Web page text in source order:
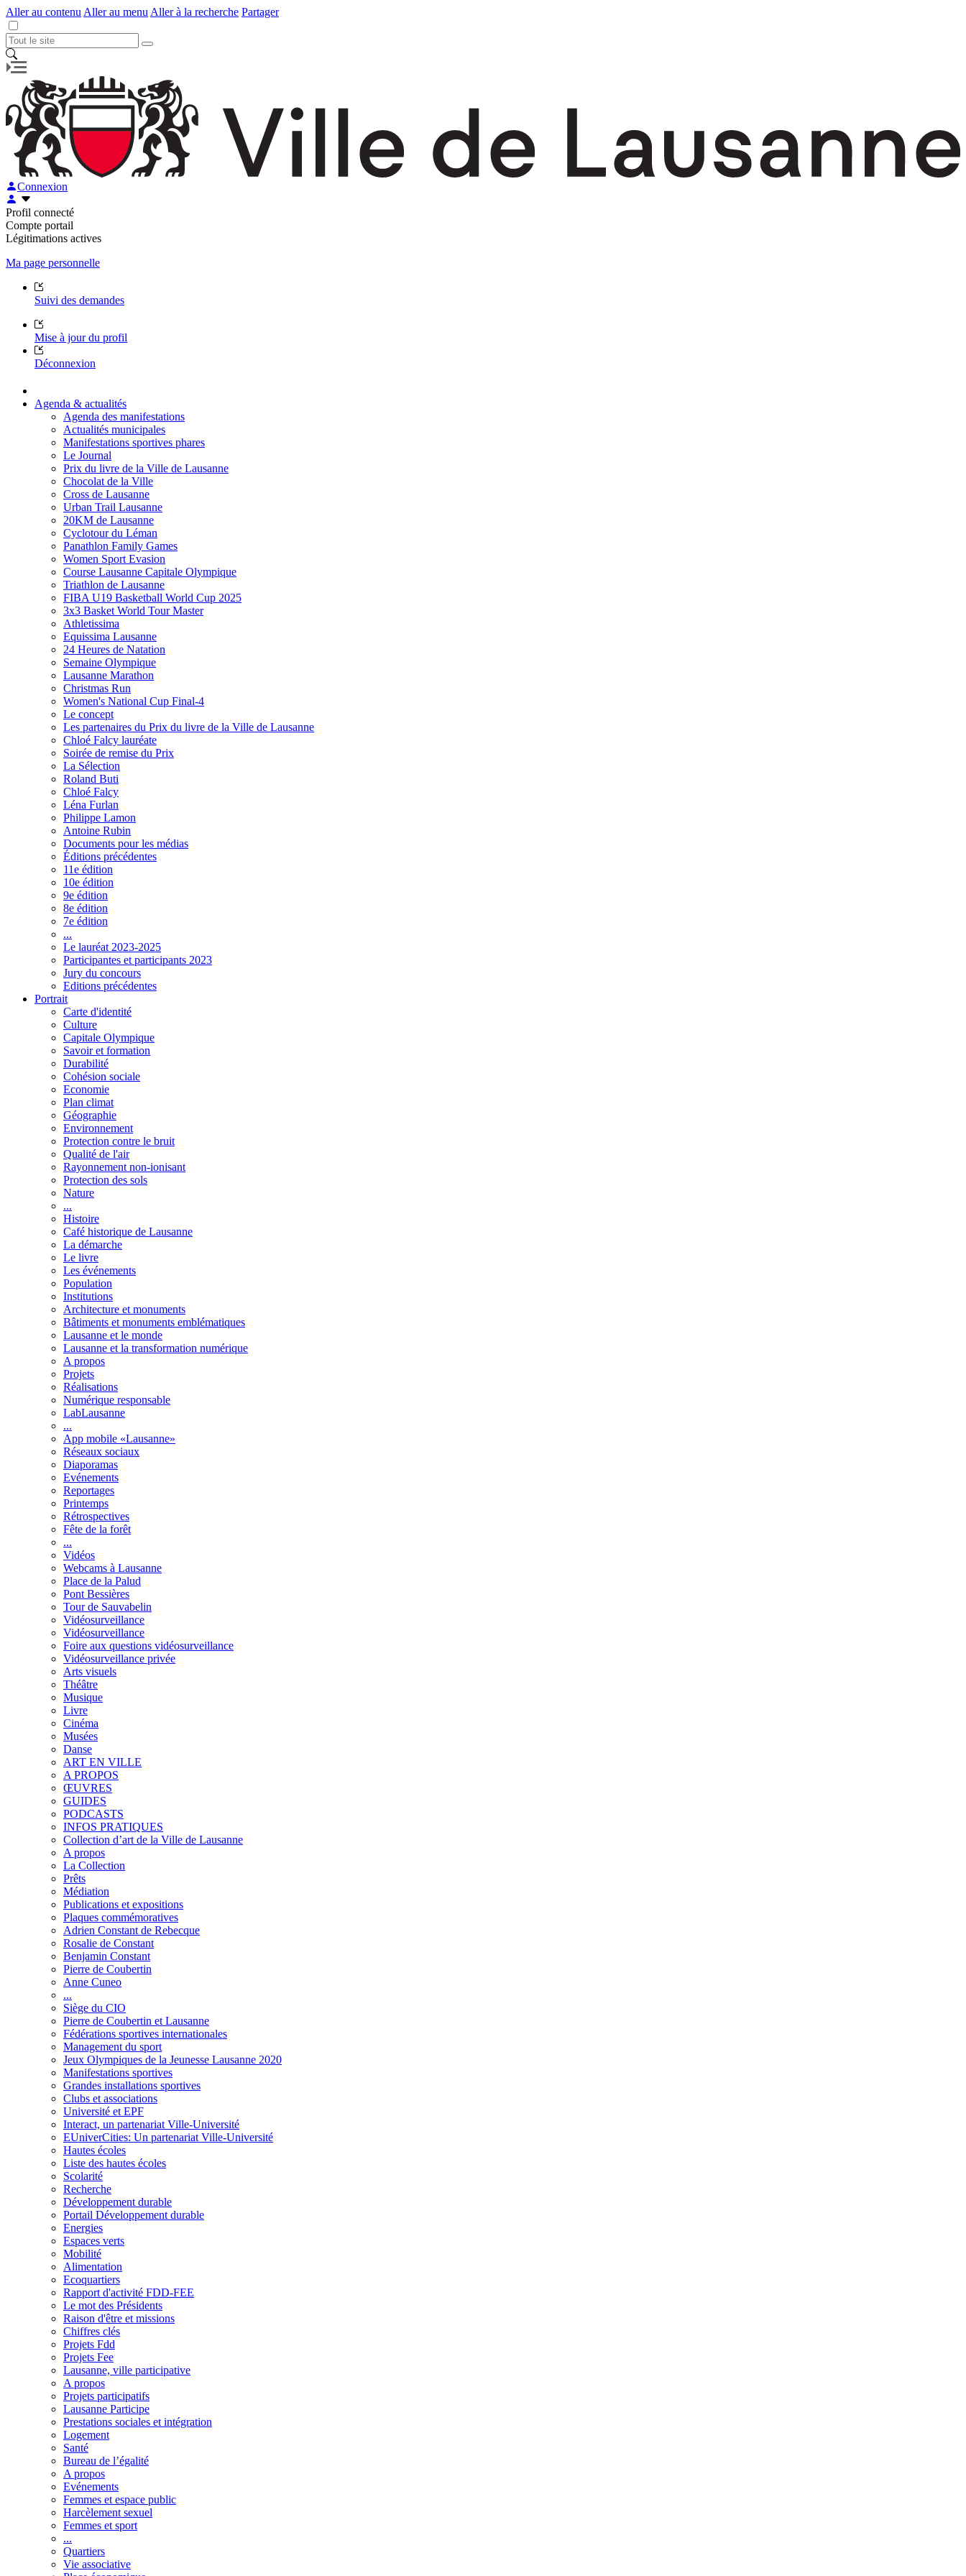
Aller au contenu Aller au menu Aller à la recherche Partager
Connexion
Profil connecté
Compte portail
Légitimations actives
Ma page personnelle
Suivi des demandes
Mise à jour du profil
Déconnexion
Agenda & actualités
Agenda des manifestations
Actualités municipales
Manifestations sportives phares
Le Journal
Prix du livre de la Ville de Lausanne
Chocolat de la Ville
Cross de Lausanne
Urban Trail Lausanne
20KM de Lausanne
Cyclotour du Léman
Panathlon Family Games
Women Sport Evasion
Course Lausanne Capitale Olympique
Triathlon de Lausanne
FIBA U19 Basketball World Cup 2025
3x3 Basket World Tour Master
Athletissima
Equissima Lausanne
24 Heures de Natation
Semaine Olympique
Lausanne Marathon
Christmas Run
Women's National Cup Final-4
Le concept
Les partenaires du Prix du livre de la Ville de Lausanne
Chloé Falcy lauréate
Soirée de remise du Prix
La Sélection
Roland Buti
Chloé Falcy
Léna Furlan
Philippe Lamon
Antoine Rubin
Documents pour les médias
Éditions précédentes
11e édition
10e édition
9e édition
8e édition
7e édition
...
Le lauréat 2023-2025
Participantes et participants 2023
Jury du concours
Editions précédentes
Portrait
Carte d'identité
Culture
Capitale Olympique
Savoir et formation
Durabilité
Cohésion sociale
Economie
Plan climat
Géographie
Environnement
Protection contre le bruit
Qualité de l'air
Rayonnement non-ionisant
Protection des sols
Nature
...
Histoire
Café historique de Lausanne
La démarche
Le livre
Les événements
Population
Institutions
Architecture et monuments
Bâtiments et monuments emblématiques
Lausanne et le monde
Lausanne et la transformation numérique
A propos
Projets
Réalisations
Numérique responsable
LabLausanne
...
App mobile «Lausanne»
Réseaux sociaux
Diaporamas
Evénements
Reportages
Printemps
Rétrospectives
Fête de la forêt
...
Vidéos
Webcams à Lausanne
Place de la Palud
Pont Bessières
Tour de Sauvabelin
Vidéosurveillance
Vidéosurveillance
Foire aux questions vidéosurveillance
Vidéosurveillance privée
Arts visuels
Théâtre
Musique
Livre
Cinéma
Musées
Danse
ART EN VILLE
A PROPOS
ŒUVRES
GUIDES
PODCASTS
INFOS PRATIQUES
Collection d’art de la Ville de Lausanne
A propos
La Collection
Prêts
Médiation
Publications et expositions
Plaques commémoratives
Adrien Constant de Rebecque
Rosalie de Constant
Benjamin Constant
Pierre de Coubertin
Anne Cuneo
...
Siège du CIO
Pierre de Coubertin et Lausanne
Fédérations sportives internationales
Management du sport
Jeux Olympiques de la Jeunesse Lausanne 2020
Manifestations sportives
Grandes installations sportives
Clubs et associations
Université et EPF
Interact, un partenariat Ville-Université
EUniverCities: Un partenariat Ville-Université
Hautes écoles
Liste des hautes écoles
Scolarité
Recherche
Développement durable
Portail Développement durable
Energies
Espaces verts
Mobilité
Alimentation
Ecoquartiers
Rapport d'activité FDD-FEE
Le mot des Présidents
Raison d'être et missions
Chiffres clés
Projets Fdd
Projets Fee
Lausanne, ville participative
A propos
Projets participatifs
Lausanne Participe
Prestations sociales et intégration
Logement
Santé
Bureau de l’égalité
A propos
Evénements
Femmes et espace public
Harcèlement sexuel
Femmes et sport
...
Quartiers
Vie associative